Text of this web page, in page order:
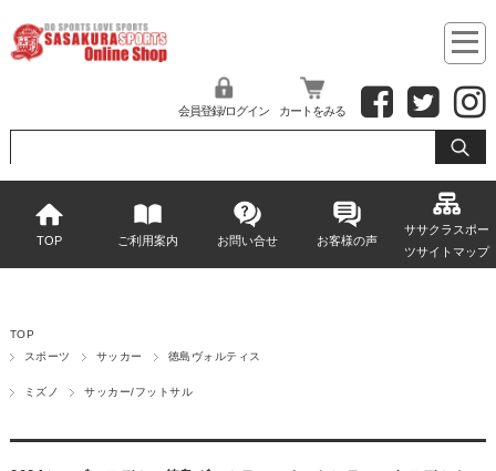
会員登録/ログイン カートをみる
TOP ご利用案内 お問い合せ お客様の声
ササクラスポー
ツサイトマップ
TOP
スポーツ
サッカー 徳島ヴォルティス
ミズノ サッカー/フットサル